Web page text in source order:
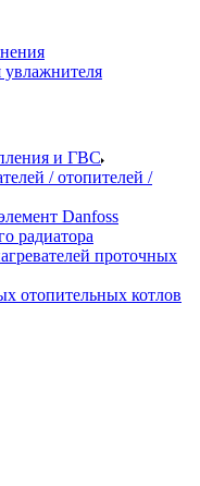
увлажнителя
и ГВС
/ отопителей /
Danfoss
радиатора
проточных
отопительных котлов